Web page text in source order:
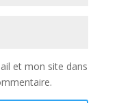
et mon site dans